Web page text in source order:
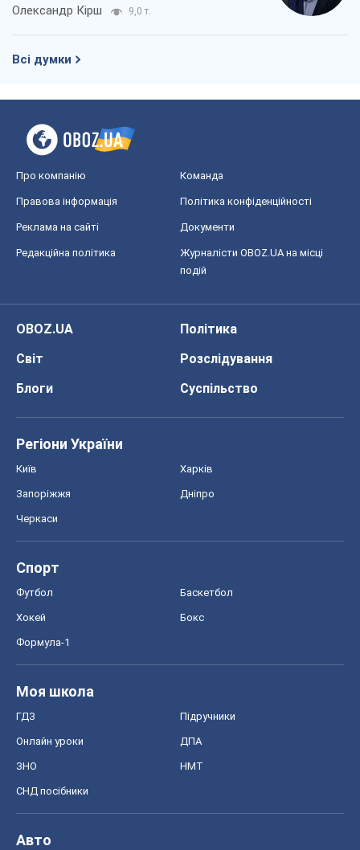
Олександр Кірш 9,0 т.
Всі думки
Про компанію Команда
Правова інформація Політика конфіденційності
Реклама на сайті Документи
Редакційна політика
Журналісти OBOZ.UA на місці
подій
OBOZ.UA
Політика
Світ
Розслідування
Блоги
Суспільство
Регіони України
Київ Харків
Запоріжжя Дніпро
Черкаси
Спорт
Футбол Баскетбол
Хокей Бокс
Формула-1
Моя школа
ГДЗ Підручники
Онлайн уроки ДПА
ЗНО НМТ
СНД посібники
Авто